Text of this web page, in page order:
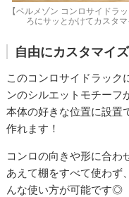
【ベルメゾン コンロサイドラ
ろにサッとかけてカスタ
自由にカスタマイ
このコンロサイドラック
ンのシルエットモチーフ
本体の好きな位置に設置
作れます！
コンロの向きや形に合わ
あえて棚をすべて使わず
んな使い方が可能です◎